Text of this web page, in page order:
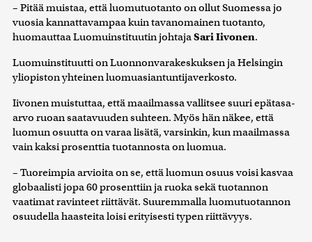
– Pitää muistaa, että luomutuotanto on ollut Suomessa jo
vuosia kannattavampaa kuin tavanomainen tuotanto,
huomauttaa Luomuinstituutin johtajaSari Iivonen.
Luomuinstituutti on Luonnonvarakeskuksen ja Helsingin
yliopiston yhteinen luomuasiantuntijaverkosto.
Iivonen muistuttaa, että maailmassa vallitsee suuri epätasa-
arvo ruoan saatavuuden suhteen. Myös hän näkee, että
luomun osuutta on varaa lisätä, varsinkin, kun maailmassa
vain kaksi prosenttia tuotannosta on luomua.
– Tuoreimpia arvioita on se, että luomun osuus voisi kasvaa
globaalisti jopa 60 prosenttiin ja ruoka sekä tuotannon
vaatimat ravinteet riittävät. Suuremmalla luomutuotannon
osuudella haasteita loisi erityisesti typen riittävyys.